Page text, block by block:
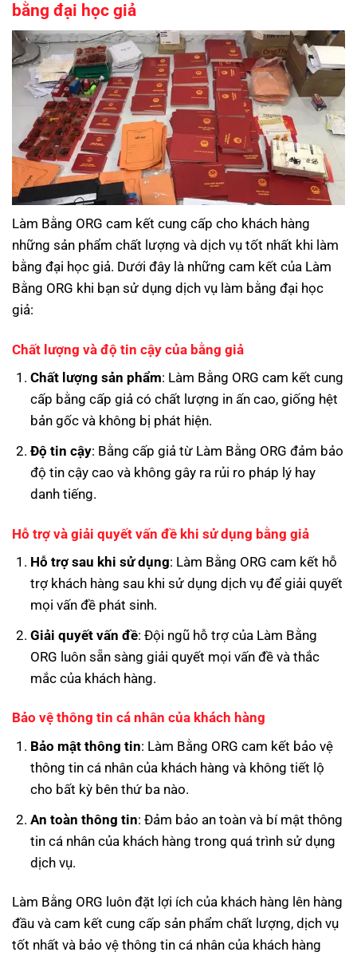
bằng đại học giả
Làm Bằng ORG cam kết cung cấp cho khách hàng
những sản phẩm chất lượng và dịch vụ tốt nhất khi làm
bằng đại học giả. Dưới đây là những cam kết của Làm
Bằng ORG khi bạn sử dụng dịch vụ làm bằng đại học
giả:
Chất lượng và độ tin cậy của bằng giả
Chất lượng sản phẩm: Làm Bằng ORG cam kết cung
cấp bằng cấp giả có chất lượng in ấn cao, giống hệt
bản gốc và không bị phát hiện.
Độ tin cậy: Bằng cấp giả từ Làm Bằng ORG đảm bảo
độ tin cậy cao và không gây ra rủi ro pháp lý hay
danh tiếng.
Hỗ trợ và giải quyết vấn đề khi sử dụng bằng giả
Hỗ trợ sau khi sử dụng: Làm Bằng ORG cam kết hỗ
trợ khách hàng sau khi sử dụng dịch vụ để giải quyết
mọi vấn đề phát sinh.
Giải quyết vấn đề: Đội ngũ hỗ trợ của Làm Bằng
ORG luôn sẵn sàng giải quyết mọi vấn đề và thắc
mắc của khách hàng.
Bảo vệ thông tin cá nhân của khách hàng
Bảo mật thông tin: Làm Bằng ORG cam kết bảo vệ
thông tin cá nhân của khách hàng và không tiết lộ
cho bất kỳ bên thứ ba nào.
An toàn thông tin: Đảm bảo an toàn và bí mật thông
tin cá nhân của khách hàng trong quá trình sử dụng
dịch vụ.
Làm Bằng ORG luôn đặt lợi ích của khách hàng lên hàng
đầu và cam kết cung cấp sản phẩm chất lượng, dịch vụ
tốt nhất và bảo vệ thông tin cá nhân của khách hàng